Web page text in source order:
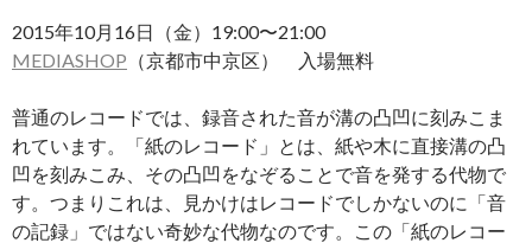
2015年10月16日（金）19:00〜21:00
MEDIASHOP （京都市中京区） 入場無料
普通のレコードでは、録音された音が溝の凸凹に刻みこま
れています。「紙のレコード」とは、紙や木に直接溝の凸
凹を刻みこみ、その凸凹をなぞることで音を発する代物で
す。つまりこれは、見かけはレコードでしかないのに「音
の記録」ではない奇妙な代物なのです。この「紙のレコー